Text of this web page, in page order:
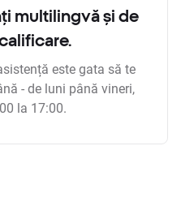
multilingvă și de
este gata să te
- de luni până vineri,
la 17:00.